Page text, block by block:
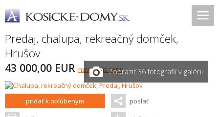
Predaj, chalupa, rekreačný domček,
Hrušov
43 000,00 EUR navrhnúť cenuZobraziť 36 fotografií v galérii
pridať k obľúbeným poslať